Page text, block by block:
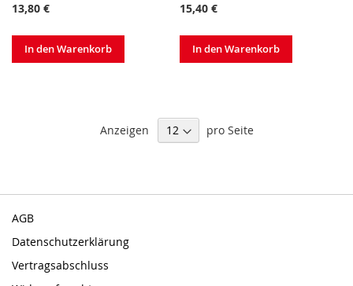
13,80 €
In den Warenkorb
15,40 €
In den Warenkorb
Anzeigen pro Seite
AGB
Datenschutzerklärung
Vertragsabschluss